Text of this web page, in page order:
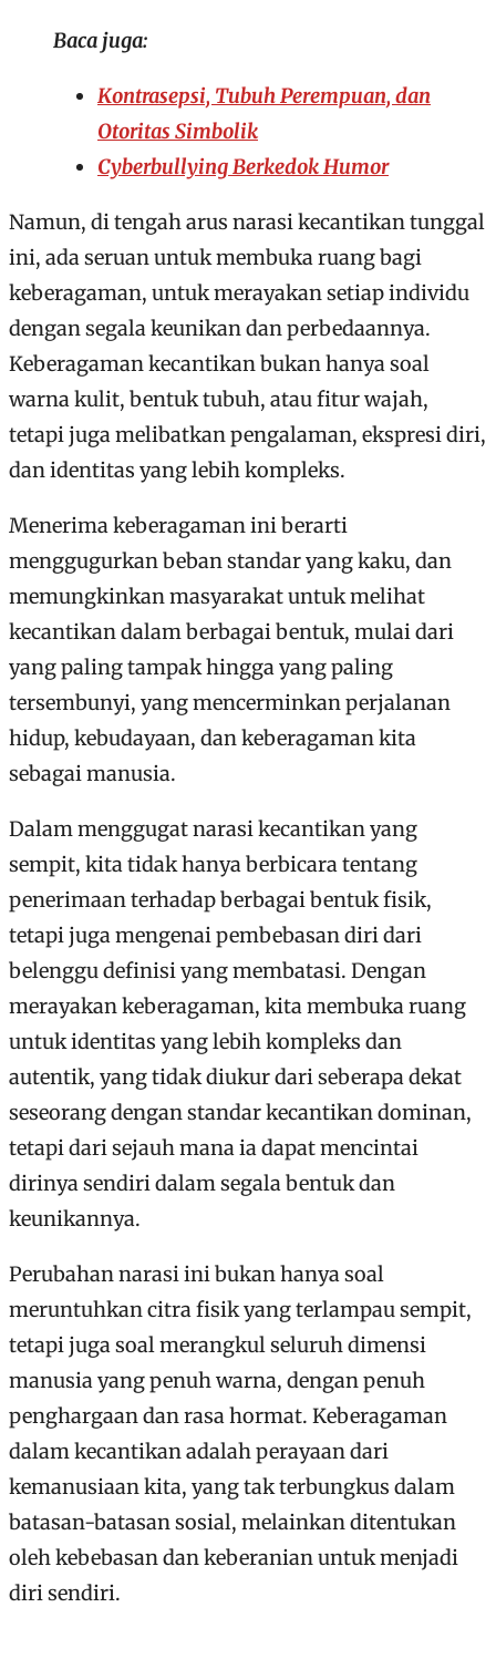
Baca juga:
Kontrasepsi, Tubuh Perempuan, dan
Otoritas Simbolik
Cyberbullying Berkedok Humor
Namun, di tengah arus narasi kecantikan tunggal
ini, ada seruan untuk membuka ruang bagi
keberagaman, untuk merayakan setiap individu
dengan segala keunikan dan perbedaannya.
Keberagaman kecantikan bukan hanya soal
warna kulit, bentuk tubuh, atau fitur wajah,
tetapi juga melibatkan pengalaman, ekspresi diri,
dan identitas yang lebih kompleks.
Menerima keberagaman ini berarti
menggugurkan beban standar yang kaku, dan
memungkinkan masyarakat untuk melihat
kecantikan dalam berbagai bentuk, mulai dari
yang paling tampak hingga yang paling
tersembunyi, yang mencerminkan perjalanan
hidup, kebudayaan, dan keberagaman kita
sebagai manusia.
Dalam menggugat narasi kecantikan yang
sempit, kita tidak hanya berbicara tentang
penerimaan terhadap berbagai bentuk fisik,
tetapi juga mengenai pembebasan diri dari
belenggu definisi yang membatasi. Dengan
merayakan keberagaman, kita membuka ruang
untuk identitas yang lebih kompleks dan
autentik, yang tidak diukur dari seberapa dekat
seseorang dengan standar kecantikan dominan,
tetapi dari sejauh mana ia dapat mencintai
dirinya sendiri dalam segala bentuk dan
keunikannya.
Perubahan narasi ini bukan hanya soal
meruntuhkan citra fisik yang terlampau sempit,
tetapi juga soal merangkul seluruh dimensi
manusia yang penuh warna, dengan penuh
penghargaan dan rasa hormat. Keberagaman
dalam kecantikan adalah perayaan dari
kemanusiaan kita, yang tak terbungkus dalam
batasan-batasan sosial, melainkan ditentukan
oleh kebebasan dan keberanian untuk menjadi
diri sendiri.